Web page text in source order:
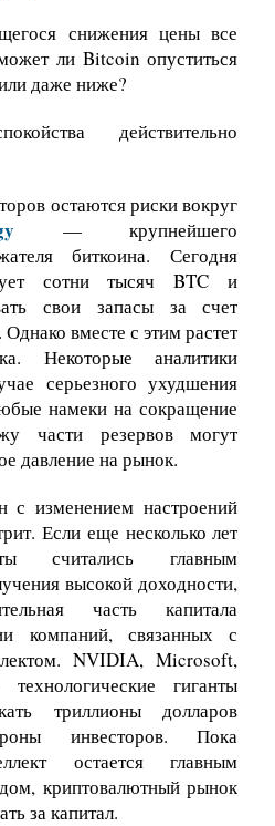
снижения цены все
ли Bitcoin опуститься
даже ниже?
действительно
остаются риски вокруг
— крупнейшего
биткоина. Сегодня
сотни тысяч BTC и
свои запасы за счет
вместе с этим растет
Некоторые аналитики
серьезного ухудшения
намеки на сокращение
части резервов могут
давление на рынок.
с изменением настроений
Если еще несколько лет
считались главным
высокой доходности,
часть капитала
компаний, связанных с
NVIDIA, Microsoft,
гиганты
триллионы долларов
инвесторов. Пока
остается главным
криптовалютный рынок
за капитал.